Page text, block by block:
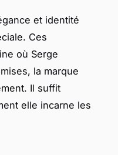
et identité
Ces
où Serge
la marque
Il suffit
elle incarne les